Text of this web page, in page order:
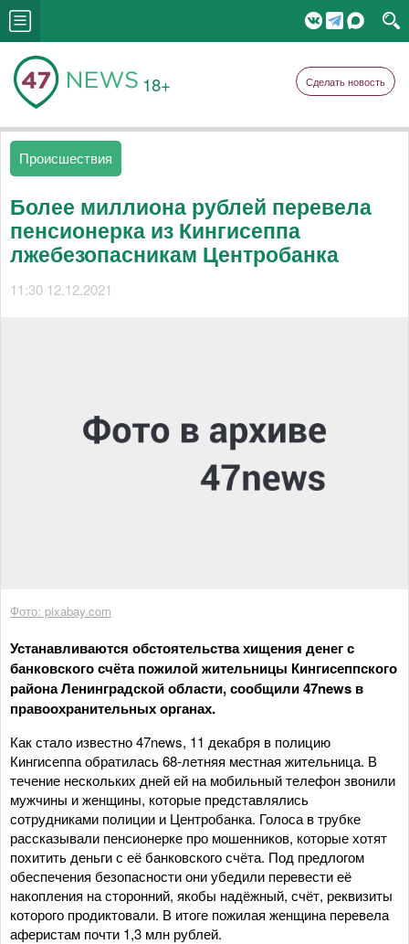
18+ Сделать новость
Происшествия
Более миллиона рублей перевела
пенсионерка из Кингисеппа
лжебезопасникам Центробанка
11:30 12.12.2021
Фото: pixabay.com
Устанавливаются обстоятельства хищения денег с
банковского счёта пожилой жительницы Кингисеппского
района Ленинградской области, сообщили 47news в
правоохранительных органах.
Как стало известно 47news, 11 декабря в полицию
Кингисеппа обратилась 68-летняя местная жительница. В
течение нескольких дней ей на мобильный телефон звонили
мужчины и женщины, которые представлялись
сотрудниками полиции и Центробанка. Голоса в трубке
рассказывали пенсионерке про мошенников, которые хотят
похитить деньги с её банковского счёта. Под предлогом
обеспечения безопасности они убедили перевести её
накопления на сторонний, якобы надёжный, счёт, реквизиты
которого продиктовали. В итоге пожилая женщина перевела
аферистам почти 1,3 млн рублей.